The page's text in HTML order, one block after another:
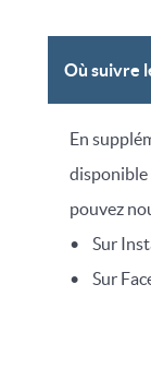
Où suivre
En
disponible
pouvez
• Sur
• Sur